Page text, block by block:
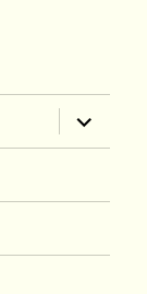
öffnen